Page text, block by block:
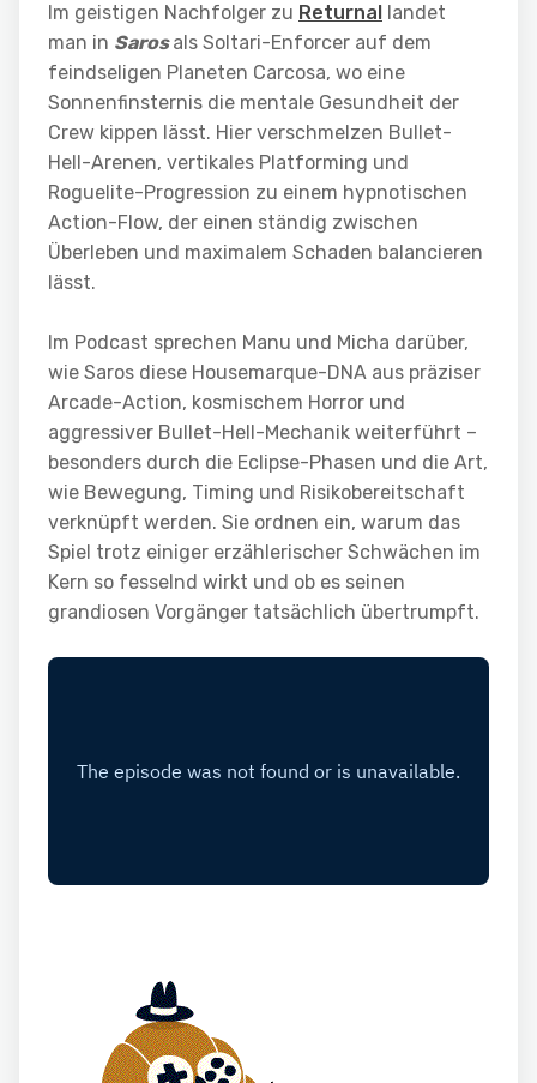
Im geistigen Nachfolger zu Returnal landet
man in Sarosals Soltari-Enforcer auf dem
feindseligen Planeten Carcosa, wo eine
Sonnenfinsternis die mentale Gesundheit der
Crew kippen lässt. Hier verschmelzen Bullet-
Hell-Arenen, vertikales Platforming und
Roguelite-Progression zu einem hypnotischen
Action-Flow, der einen ständig zwischen
Überleben und maximalem Schaden balancieren
lässt.
Im Podcast sprechen Manu und Micha darüber,
wie Saros diese Housemarque-DNA aus präziser
Arcade-Action, kosmischem Horror und
aggressiver Bullet-Hell-Mechanik weiterführt –
besonders durch die Eclipse-Phasen und die Art,
wie Bewegung, Timing und Risikobereitschaft
verknüpft werden. Sie ordnen ein, warum das
Spiel trotz einiger erzählerischer Schwächen im
Kern so fesselnd wirkt und ob es seinen
grandiosen Vorgänger tatsächlich übertrumpft.